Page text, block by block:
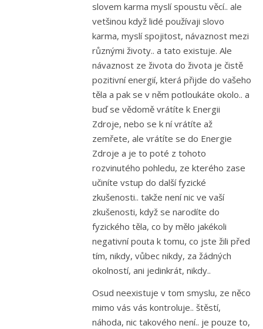
slovem karma myslí spoustu věcí.. ale
vetšinou když lidé používaji slovo
karma, myslí spojitost, návaznost mezi
různými životy.. a tato existuje. Ale
návaznost ze života do života je čistě
pozitivní energií, která přijde do vašeho
těla a pak se v něm potloukáte okolo.. a
buď se vědomě vrátíte k Energii
Zdroje, nebo se k ní vrátíte až
zemřete, ale vrátíte se do Energie
Zdroje a je to poté z tohoto
rozvinutého pohledu, ze kterého zase
učiníte vstup do další fyzické
zkušenosti.. takže není nic ve vaší
zkušenosti, když se narodíte do
fyzického těla, co by mělo jakékoli
negativní pouta k tomu, co jste žili před
tím, nikdy, vůbec nikdy, za žádných
okolností, ani jedinkrát, nikdy..
Osud neexistuje v tom smyslu, ze něco
mimo vás vás kontroluje.. štěstí,
náhoda, nic takového není.. je pouze to,